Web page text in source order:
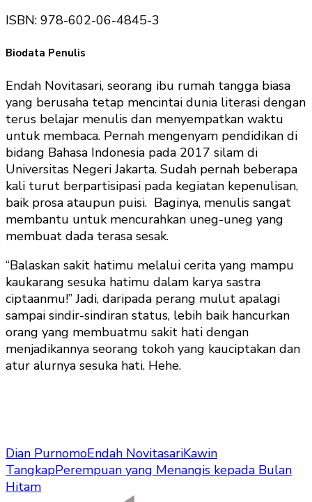
ISBN​​: 978-602-06-4845-3
Biodata Penulis
Endah Novitasari, seorang ibu rumah tangga biasa
yang berusaha tetap mencintai dunia literasi dengan
terus belajar menulis dan menyempatkan waktu
untuk membaca. Pernah mengenyam pendidikan di
bidang Bahasa Indonesia pada 2017 silam di
Universitas Negeri Jakarta. Sudah pernah beberapa
kali turut berpartisipasi pada kegiatan kepenulisan,
baik prosa ataupun puisi. Baginya, menulis sangat
membantu untuk mencurahkan uneg-uneg yang
membuat dada terasa sesak.
“Balaskan sakit hatimu melalui cerita yang mampu
kaukarang sesuka hatimu dalam karya sastra
ciptaanmu!” Jadi, daripada perang mulut apalagi
sampai sindir-sindiran status, lebih baik hancurkan
orang yang membuatmu sakit hati dengan
menjadikannya seorang tokoh yang kauciptakan dan
atur alurnya sesuka hati. Hehe.
Dian PurnomoEndah NovitasariKawin
TangkapPerempuan yang Menangis kepada Bulan
Hitam